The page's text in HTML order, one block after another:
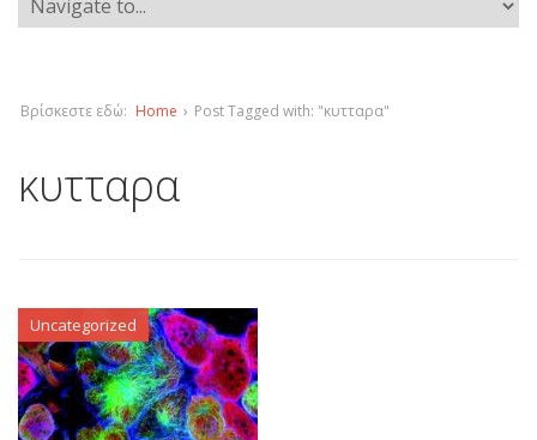
Βρίσκεστε εδώ: Home › Post Tagged with: "κυτταρα"
κυτταρα
Uncategorized